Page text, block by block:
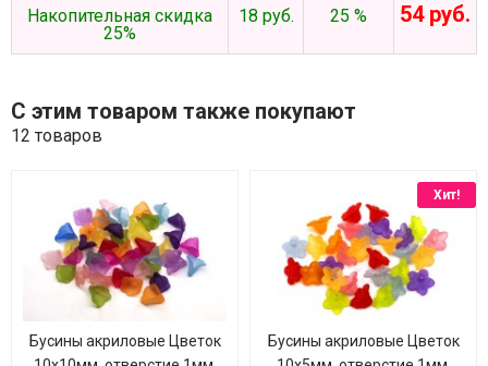
Накопительная скидка
25%
18 руб. 25 % 54 руб.
С этим товаром также покупают
12 товаров
Бусины акриловые Цветок
Хит!
Бусины акриловые Цветок